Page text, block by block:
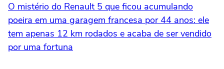
O mistério do Renault 5 que ficou acumulando
poeira em uma garagem francesa por 44 anos: ele
tem apenas 12 km rodados e acaba de ser vendido
por uma fortuna